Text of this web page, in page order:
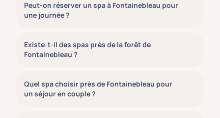
Peut-on réserver un spa à Fontainebleau pour
une journée ?
Existe-t-il des spas près de la forêt de
Fontainebleau ?
Quel spa choisir près de Fontainebleau pour
un séjour en couple ?